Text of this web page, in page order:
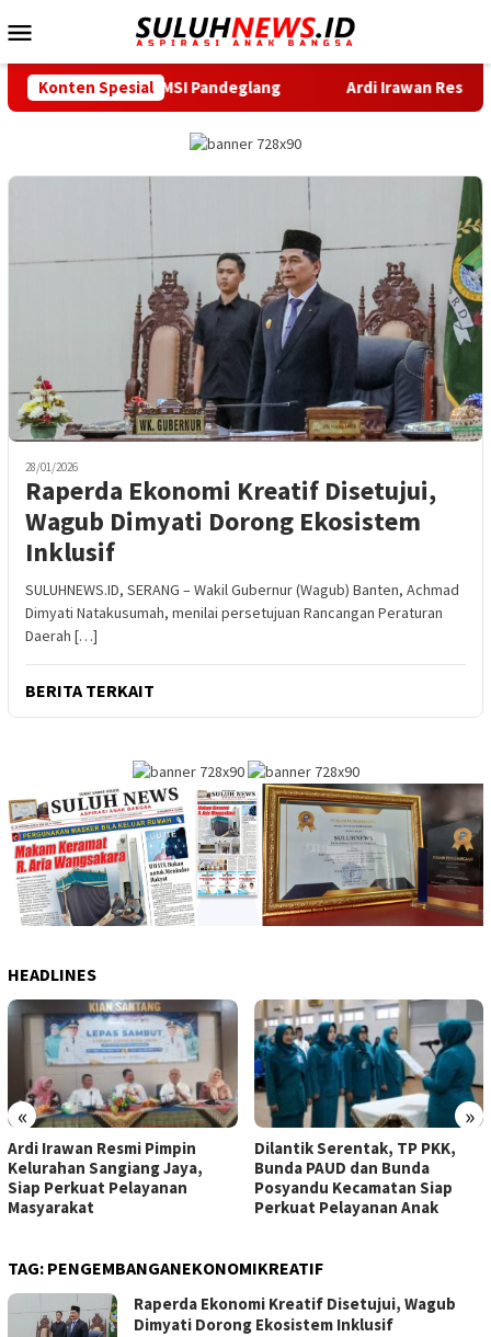
ke
Mobile
Konten Spesial
dan SMSI Pandeglang Ardi Irawan Resmi Pimpin
28/01/2026
Raperda Ekonomi Kreatif Disetujui,
Wagub Dimyati Dorong Ekosistem
Inklusif
SULUHNEWS.ID, SERANG – Wakil Gubernur (Wagub) Banten, Achmad
Dimyati Natakusumah, menilai persetujuan Rancangan Peraturan
Daerah […]
BERITA TERKAIT
HEADLINES
« »
Ardi Irawan Resmi Pimpin
Kelurahan Sangiang Jaya,
Siap Perkuat Pelayanan
Masyarakat
Dilantik Serentak, TP PKK,
Bunda PAUD dan Bunda
Posyandu Kecamatan Siap
Perkuat Pelayanan Anak
TAG: PENGEMBANGANEKONOMIKREATIF
Raperda Ekonomi Kreatif Disetujui, Wagub
Dimyati Dorong Ekosistem Inklusif